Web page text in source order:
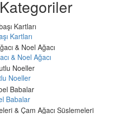
Kartları
& Noel Ağacı
Noeller
Babalar